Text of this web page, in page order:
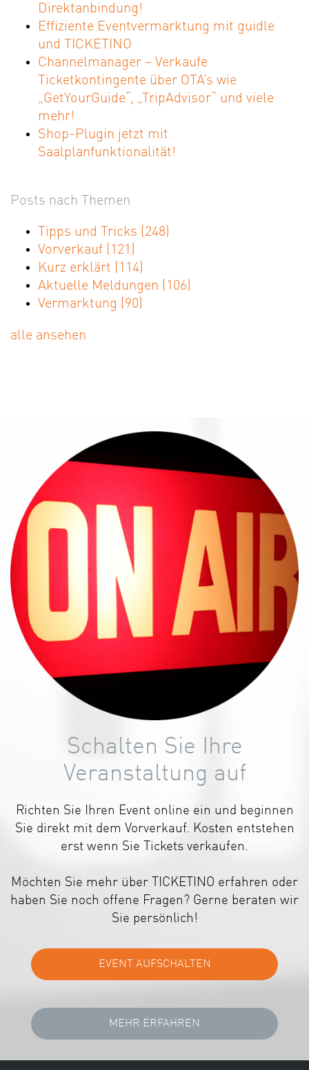
Direktanbindung!
Effiziente Eventvermarktung mit guidle
und TICKETINO
Channelmanager – Verkaufe
Ticketkontingente über OTA’s wie
„GetYourGuide“, „TripAdvisor“ und viele
mehr!
Shop-Plugin jetzt mit
Saalplanfunktionalität!
Posts nach Themen
Tipps und Tricks (248)
Vorverkauf (121)
Kurz erklärt (114)
Aktuelle Meldungen (106)
Vermarktung (90)
alle ansehen
Schalten Sie Ihre
Veranstaltung auf
Richten Sie Ihren Event online ein und beginnen
Sie direkt mit dem Vorverkauf. Kosten entstehen
erst wenn Sie Tickets verkaufen.
Möchten Sie mehr über TICKETINO erfahren oder
haben Sie noch offene Fragen? Gerne beraten wir
Sie persönlich!